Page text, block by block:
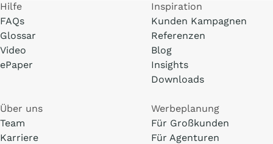
Hilfe
FAQs
Glossar
Video
ePaper
Inspiration
Kunden Kampagnen
Referenzen
Blog
Insights
Downloads
Über uns
Team
Karriere
Werbeplanung
Für Großkunden
Für Agenturen